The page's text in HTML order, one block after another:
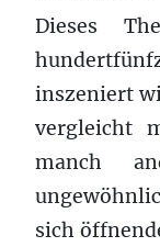
Dieses
inszeniert
vergleicht
manch
sich